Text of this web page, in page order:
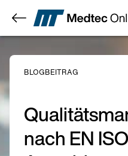
BLOGBEITRAG
nach EN